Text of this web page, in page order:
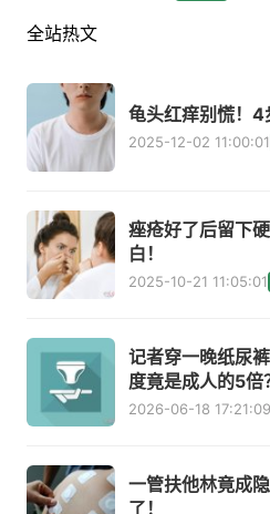
全站热文
龟头红痒别慌！
2025-12-02 11:00:01
痤疮好了后留下
白！
2025-10-21 11:05:01
记者穿一晚纸尿
度竟是成人的5倍
2026-06-18 17:21:09
一管扶他林竟成
了！